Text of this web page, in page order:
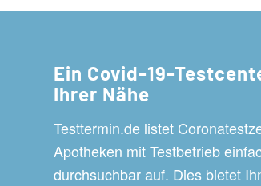
Ein Covid-19-
Ihrer Nähe
Testtermin.de listet
Apotheken mit Testbetrieb
durchsuchbar auf. Dies bietet